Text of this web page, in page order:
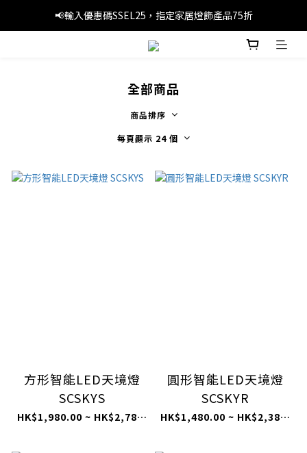
📢暑假優惠，輸入優惠碼SS3C30，精選旅行產品1件8折，3件7折
📢輸入優惠碼SSEL25，指定家居燈飾產品75折
🚚滿 HK$249 本地免運費
全部商品
商品排序
每頁顯示 24 個
方形智能LED天境燈
SCSKYS
HK$1,980.00 ~ HK$2,780.00
圓形智能LED天境燈
SCSKYR
HK$1,480.00 ~ HK$2,380.00